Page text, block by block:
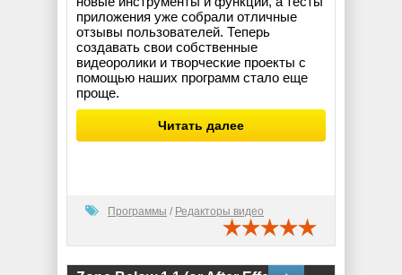
приложения уже собрали отличные
отзывы пользователей. Теперь
создавать свои собственные
видеоролики и творческие проекты с
помощью наших программ стало еще
проще.
Читать далее
Программы / Редакторы видео